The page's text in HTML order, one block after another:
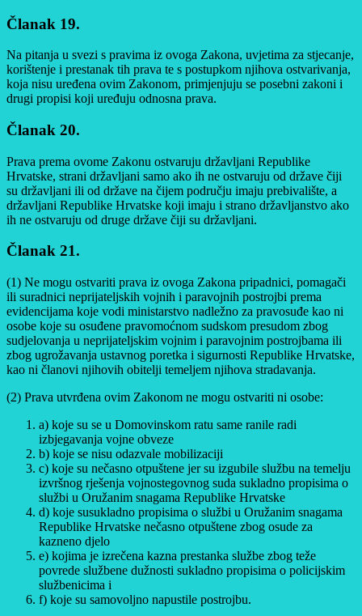
Članak 19.
Na pitanja u svezi s pravima iz ovoga Zakona, uvjetima za stjecanje,
korištenje i prestanak tih prava te s postupkom njihova ostvarivanja,
koja nisu uređena ovim Zakonom, primjenjuju se posebni zakoni i
drugi propisi koji uređuju odnosna prava.
Članak 20.
Prava prema ovome Zakonu ostvaruju državljani Republike
Hrvatske, strani državljani samo ako ih ne ostvaruju od države čiji
su državljani ili od države na čijem području imaju prebivalište, a
državljani Republike Hrvatske koji imaju i strano državljanstvo ako
ih ne ostvaruju od druge države čiji su državljani.
Članak 21.
(1) Ne mogu ostvariti prava iz ovoga Zakona pripadnici, pomagači
ili suradnici neprijateljskih vojnih i paravojnih postrojbi prema
evidencijama koje vodi ministarstvo nadležno za pravosuđe kao ni
osobe koje su osuđene pravomoćnom sudskom presudom zbog
sudjelovanja u neprijateljskim vojnim i paravojnim postrojbama ili
zbog ugrožavanja ustavnog poretka i sigurnosti Republike Hrvatske,
kao ni članovi njihovih obitelji temeljem njihova stradavanja.
(2) Prava utvrđena ovim Zakonom ne mogu ostvariti ni osobe:
a) koje su se u Domovinskom ratu same ranile radi
izbjegavanja vojne obveze
b) koje se nisu odazvale mobilizaciji
c) koje su nečasno otpuštene jer su izgubile službu na temelju
izvršnog rješenja vojnostegovnog suda sukladno propisima o
službi u Oružanim snagama Republike Hrvatske
d) koje susukladno propisima o službi u Oružanim snagama
Republike Hrvatske nečasno otpuštene zbog osude za
kazneno djelo
e) kojima je izrečena kazna prestanka službe zbog teže
povrede službene dužnosti sukladno propisima o policijskim
službenicima i
f) koje su samovoljno napustile postrojbu.